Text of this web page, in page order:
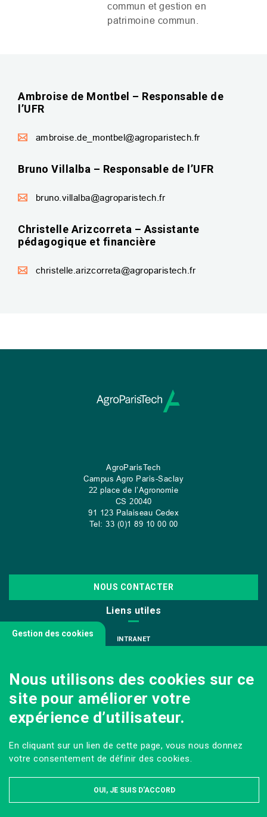
commun et gestion en
patrimoine commun.
Ambroise de Montbel – Responsable de
l’UFR
ambroise.de_montbel@agroparistech.fr
Bruno Villalba – Responsable de l’UFR
bruno.villalba@agroparistech.fr
Christelle Arizcorreta – Assistante
pédagogique et financière
christelle.arizcorreta@agroparistech.fr
AgroParisTech
Campus Agro Paris-Saclay
22 place de l’Agronomie
CS 20040
91 123 Palaiseau Cedex
Tel: 33 (0)1 89 10 00 00
NOUS CONTACTER
Liens utiles
INTRANET
INFODOC
PÔLE IMAGE
PRESSE
Sur les réseaux
Gestion des cookies
Nous utilisons des cookies sur ce
site pour améliorer votre
expérience d’utilisateur.
En cliquant sur un lien de cette page, vous nous donnez
votre consentement de définir des cookies.
OUI, JE SUIS D'ACCORD